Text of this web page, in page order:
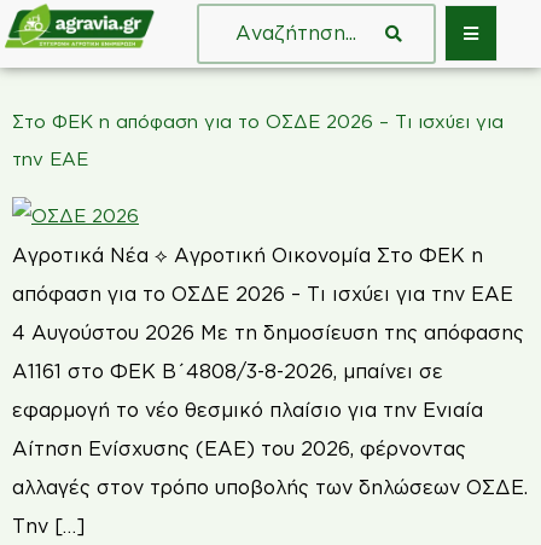
Στο ΦΕΚ η απόφαση για το ΟΣΔΕ 2026 – Τι ισχύει για
την ΕΑΕ
Αγροτικά Νέα ⟡ Αγροτική Οικονομία Στο ΦΕΚ η
απόφαση για το ΟΣΔΕ 2026 – Τι ισχύει για την ΕΑΕ
4 Αυγούστου 2026 Με τη δημοσίευση της απόφασης
Α1161 στο ΦΕΚ Β΄4808/3-8-2026, μπαίνει σε
εφαρμογή το νέο θεσμικό πλαίσιο για την Ενιαία
Αίτηση Ενίσχυσης (ΕΑΕ) του 2026, φέρνοντας
αλλαγές στον τρόπο υποβολής των δηλώσεων ΟΣΔΕ.
Την […]